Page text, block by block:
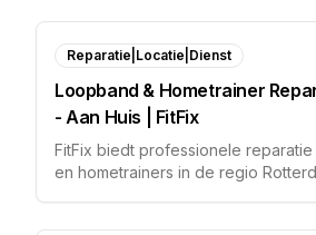
Reparatie|Locatie|Dienst
Loopband & Hometrainer
- Aan Huis | FitFix
FitFix biedt professionele
en hometrainers in de regio